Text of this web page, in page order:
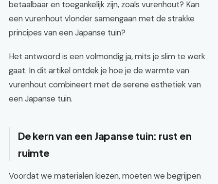
betaalbaar en toegankelijk zijn, zoals vurenhout? Kan
een vurenhout vlonder samengaan met de strakke
principes van een Japanse tuin?
Het antwoord is een volmondig ja, mits je slim te werk
gaat. In dit artikel ontdek je hoe je de warmte van
vurenhout combineert met de serene esthetiek van
een Japanse tuin.
De kern van een Japanse tuin: rust en
ruimte
Voordat we materialen kiezen, moeten we begrijpen